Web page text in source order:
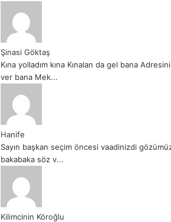
Şinasi Göktaş
Kına yolladım kına Kınalan da gel bana Adresini
ver bana Mek...
Hanife
Sayın başkan seçim öncesi vaadinizdi
bakabaka söz v...
Kilimcinin Köroğlu